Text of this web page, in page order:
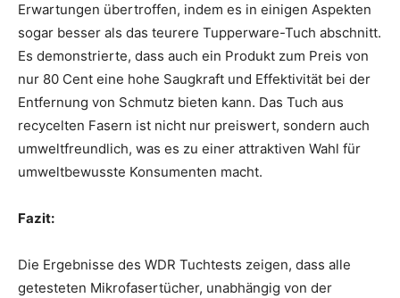
Erwartungen übertroffen, indem es in einigen Aspekten
sogar besser als das teurere Tupperware-Tuch abschnitt.
Es demonstrierte, dass auch ein Produkt zum Preis von
nur 80 Cent eine hohe Saugkraft und Effektivität bei der
Entfernung von Schmutz bieten kann. Das Tuch aus
recycelten Fasern ist nicht nur preiswert, sondern auch
umweltfreundlich, was es zu einer attraktiven Wahl für
umweltbewusste Konsumenten macht.
Fazit:
Die Ergebnisse des WDR Tuchtests zeigen, dass alle
getesteten Mikrofasertücher, unabhängig von der